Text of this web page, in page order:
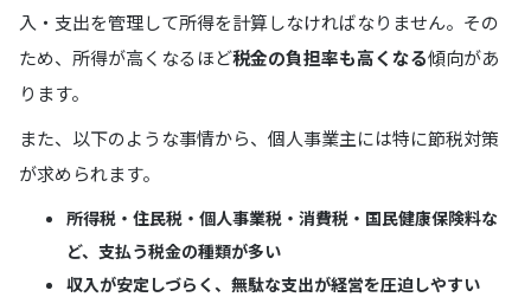
入・支出を管理して所得を計算しなければなりません。その
ため、所得が高くなるほど税金の負担率も高くなる傾向があ
ります。
また、以下のような事情から、個人事業主には特に節税対策
が求められます。
所得税・住民税・個人事業税・消費税・国民健康保険料な
ど、支払う税金の種類が多い
収入が安定しづらく、無駄な支出が経営を圧迫しやすい